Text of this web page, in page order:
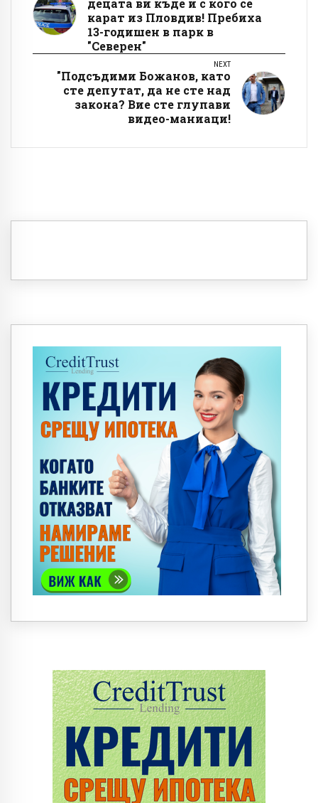
децата ви къде и с кого се
карат из Пловдив! Пребиха
13-годишен в парк в
"Северен"
NEXT
"Подсъдими Божанов, като
сте депутат, да не сте над
закона? Вие сте глупави
видео-маниаци!